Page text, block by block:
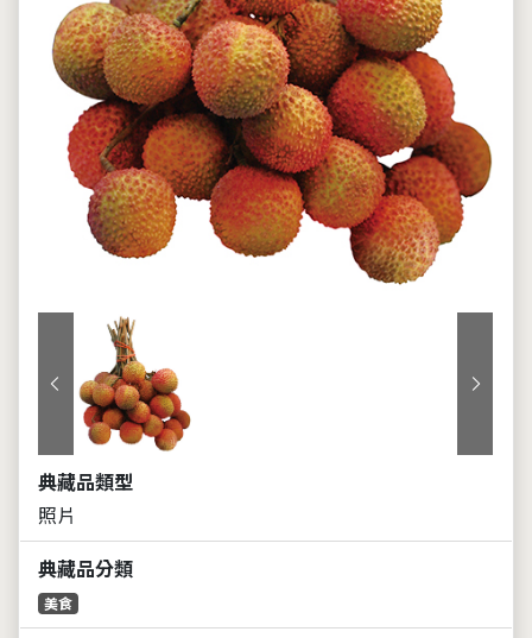
上一張 下一張
典藏品類型
照片
典藏品分類
美食